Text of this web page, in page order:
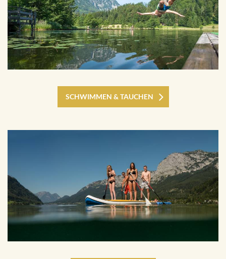
SCHWIMMEN & TAUCHEN